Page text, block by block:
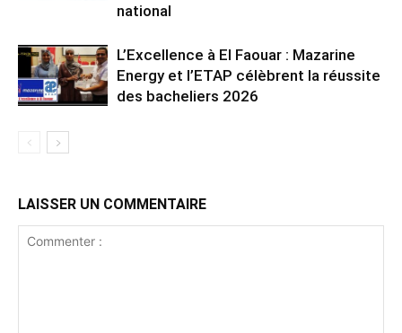
national
L’Excellence à El Faouar : Mazarine
Energy et l’ETAP célèbrent la réussite
des bacheliers 2026
LAISSER UN COMMENTAIRE